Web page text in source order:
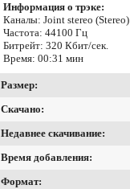
Информация о трэке:
Каналы: Joint stereo (Stereo)
Частота: 44100 Гц
Битрейт: 320 Кбит/сек.
Время: 00:31 мин
Размер:
Скачано:
Недавнее скачивание:
Время добавления:
Формат: